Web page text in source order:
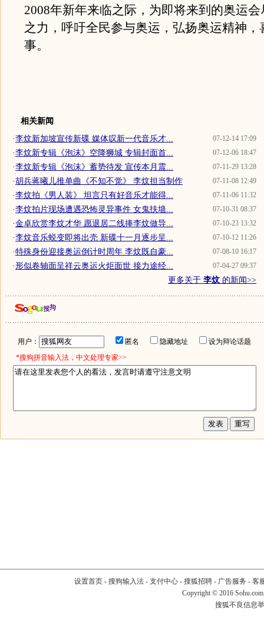
2008年新年来临之际，为即将来到的奥运
之力，呼吁全民参与奥运，弘扬奥运精神，
事。
相关新闻
07-12-14 17:09
·李炆新加坡宣传新碟 媒体叹新一代音乐才...
07-12-06 18:47
·李炆新专辑《泡沫》空降狮城 专辑封面首...
07-11-29 13:28
·李炆新专辑《泡沫》蓄势待发 宣传本月震...
07-11-08 12:49
·胡兵蒋曦儿推单曲《不知不觉》 李炆担当制作
07-11-06 11:32
·李炆拍《男人装》 坦言只有好音乐才能得...
07-10-31 08:37
·李炆拍片现场遭遇恐怖灵异事件 女鬼扶墙...
07-10-23 13:32
·金卓欣赏李炆才华 愿退居二线捧李炆做导...
07-10-12 11:26
·李炆音乐蜕变即将出壳 新碟十一月逐步呈...
07-08-10 16:17
·特殊身份迎接奥运倒计时周年 李炆既自豪...
07-04-27 09:37
·形似卷轴面呈祥云奥运火炬面世 接力途经...
更多关于 李炆 的新闻>>
用户： 匿名 隐藏地址
设为辩论话题
*搜狗拼音输入法，中文处理专家>>
设置首页- 搜狗输入法- 支付中心- 搜狐招聘- 广告服务 - 客
Copyright © 2016
搜狐不良信息